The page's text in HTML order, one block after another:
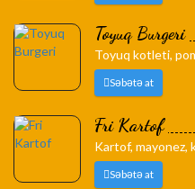
Toyuq Burgeri
Toyuq kotleti,
Səbətə at
Fri Kartof
Kartof, mayonez,
Səbətə at